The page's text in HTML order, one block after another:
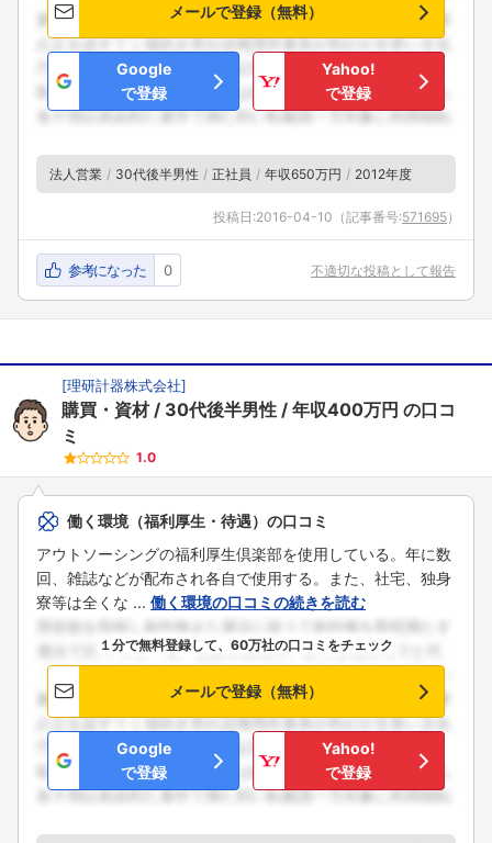
メールで登録（無料）
Google
で登録
Yahoo!
で登録
法人営業 30代後半男性 正社員 年収650万円 2012年度
投稿日:2016-04-10 （記事番号:571695）
参考になった 0 不適切な投稿として報告
[理研計器株式会社]
購買・資材 30代後半男性 年収400万円 の口コ
ミ
1.0
働く環境（福利厚生・待遇）の口コミ
アウトソーシングの福利厚生倶楽部を使用している。年に数
回、雑誌などが配布され各自で使用する。また、社宅、独身
寮等は全くな ... 働く環境の口コミの続きを読む
１分で無料登録して、60万社の口コミをチェック
メールで登録（無料）
Google
で登録
Yahoo!
で登録